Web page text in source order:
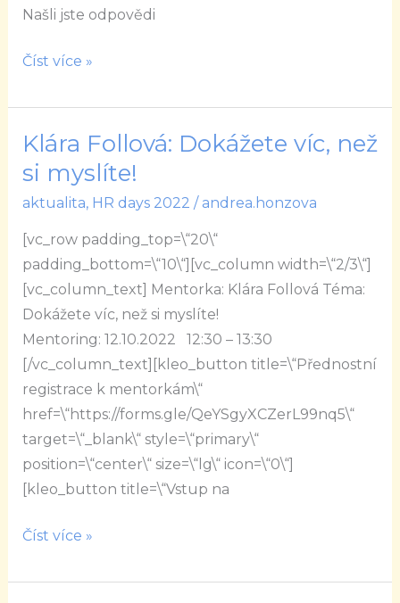
Našli jste odpovědi
Číst více »
Klára Follová: Dokážete víc, než
si myslíte!
aktualita, HR days 2022 / andrea.honzova
[vc_row padding_top=\“20\“
padding_bottom=\“10\“][vc_column width=\“2/3\“]
[vc_column_text] Mentorka: Klára Follová Téma:
Dokážete víc, než si myslíte!
Mentoring: 12.10.2022 12:30 – 13:30
[/vc_column_text][kleo_button title=\“Přednostní
registrace k mentorkám\“
href=\“https://forms.gle/QeYSgyXCZerL99nq5\“
target=\“_blank\“ style=\“primary\“
position=\“center\“ size=\“lg\“ icon=\“0\“]
[kleo_button title=\“Vstup na
Klára
Follová:
Dokážete
než
si
myslíte!
Číst více »